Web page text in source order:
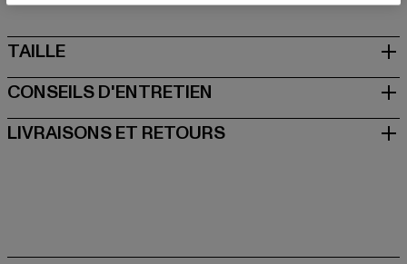
TAILLE
CONSEILS D'ENTRETIEN
LIVRAISONS ET RETOURS